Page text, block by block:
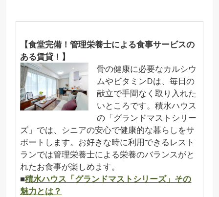
【食堂完備！管理栄養士による食事サービスの
ある賃貸！】
骨の健康に必要なカルシウ
ムやビタミンDは、毎日の
献立で手間なく取り入れた
いところです。積水ハウス
の「グランドマストシリー
ズ」では、シニアの安心で健康的な暮らしをサ
ポートします。お好きな時に利用できるレスト
ランでは管理栄養士による栄養のバランスがと
れたお食事が楽しめます。
■積水ハウス「グランドマストシリーズ」その
魅力とは？